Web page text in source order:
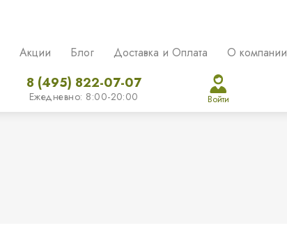
Акции Блог Доставка и Оплата О компании
8 (495) 822-07-07
Ежедневно: 8:00-20:00 Войти